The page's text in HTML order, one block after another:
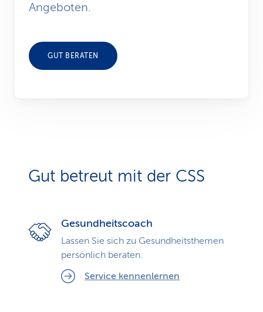
Angeboten.
GUT BERATEN
Gut betreut mit der CSS
Gesundheitscoach
Lassen Sie sich zu Gesundheits­themen
persönlich beraten.
Service kennenlernen